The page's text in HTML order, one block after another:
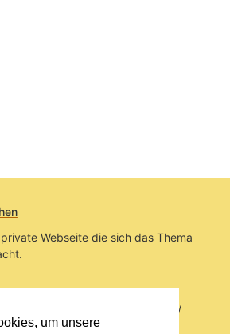
um unsere
Webseite die sich das Thema
https://www.bierkreiszeichen.at/